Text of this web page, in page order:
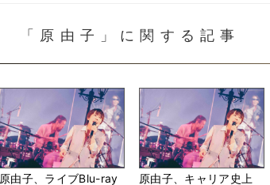
「原由子」に関する記事
原由子、ライブBlu-ray
原由子、キャリア史上